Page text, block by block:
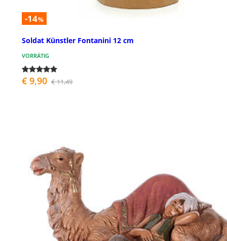
-14%
Soldat Künstler Fontanini 12 cm
VORRÄTIG
€ 9,90 € 11,49